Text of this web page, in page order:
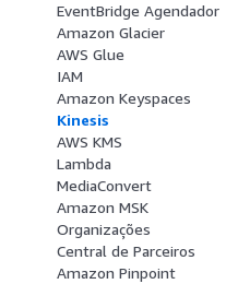
EventBridge Agendador
Amazon Glacier
AWS Glue
IAM
Amazon Keyspaces
Kinesis
AWS KMS
Lambda
MediaConvert
Amazon MSK
Organizações
Central de Parceiros
Amazon Pinpoint